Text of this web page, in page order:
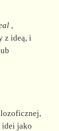
,
z ideą, i
idei jako